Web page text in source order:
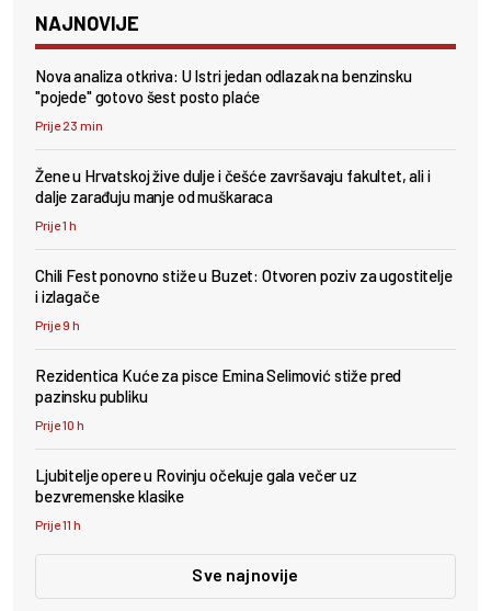
NAJNOVIJE
Nova analiza otkriva: U Istri jedan odlazak na benzinsku
"pojede" gotovo šest posto plaće
Prije 23 min
Žene u Hrvatskoj žive dulje i češće završavaju fakultet, ali i
dalje zarađuju manje od muškaraca
Prije 1 h
Chili Fest ponovno stiže u Buzet: Otvoren poziv za ugostitelje
i izlagače
Prije 9 h
Rezidentica Kuće za pisce Emina Selimović stiže pred
pazinsku publiku
Prije 10 h
Ljubitelje opere u Rovinju očekuje gala večer uz
bezvremenske klasike
Prije 11 h
Sve najnovije